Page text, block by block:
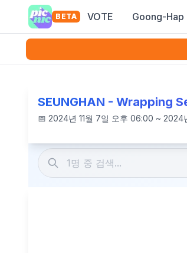
BETA VOTE Goong-Hap
SEUNGHAN - Wrapping
📅 2024년 11월 7일 오후 06:00 ~ 2024